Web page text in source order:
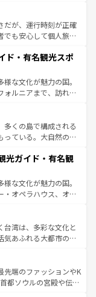
お、新着の
してほしい。
優雅なアフタヌーン
英国パブ、サッカー観
も豊富。イギリスを旅
だが、運行時刻が正確
でも安心して個人旅行
らではのユニークな
く町歩きも満喫する
物価も高いが、旅行
あり、うまく活用すれ
ド・有名観光スポ
な文化が魅力の国。
ォルニアまで、訪れる
ング、エンターテイ
トだ。一方、アメリカ
キャニオンやイエロー
食が融合した独特の
域で異なる魅力を楽
を感じることができ
車の旅も、アメリカ
多くの島で構成される
っている。大自然の神
光地といえばオアフ
イ島やカウアイ島が
海をはじめ、豊かな
ハスピリット」と呼ば
イアンミュージッ
てがハワイの魅力を彩
感動が待っているハ
光ガイド・有名観
な文化が魅力の国。
・オペラハウス、オー
ルル（エアーズロッ
ケアンズの熱帯雨林な
フェやワイン、オージ
、サーフィンやダイ
ア好きにはたまらな
存分に味わいつくそ
台湾は、多彩な文化と
気あふれる大都市の台
部など、都市の喧騒
れる人に新しい発見と
深い台湾の食文化も魅
先端のファッションやK
都ソウルの宮殿や伝統